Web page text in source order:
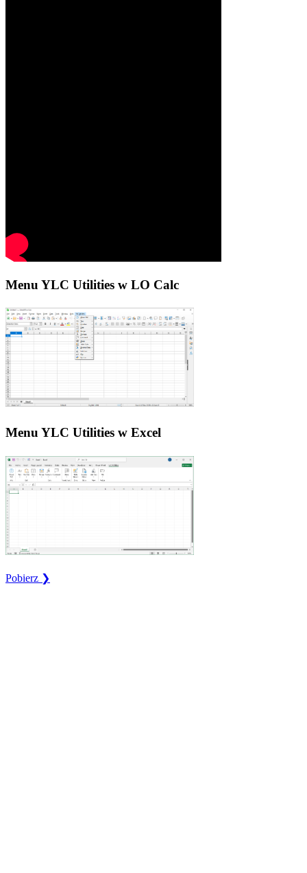
Menu YLC Utilities w LO Calc
Menu YLC Utilities w Excel
Pobierz ❯